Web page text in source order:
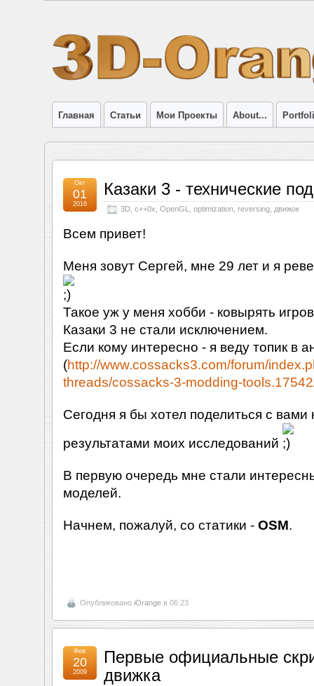
Главная Статьи Мои Проекты About...
Казаки 3 - технические
3D, c++0x OpenGL optimization, reversing, движок
Окт
01
2016
Всем привет!
Меня зовут Сергей, мне 29 лет и я
Такое уж у меня хобби - ковырять
Казаки 3 не стали исключением.
Если кому интересно - я веду топик в
(http://www.cossacks3.com/forum/
threads/cossacks-3-modding-
Сегодня я бы хотел поделиться с
результатами моих исследований
В первую очередь мне стали
моделей.
Начнем, пожалуй, со статики - OSM.
Опубликовано iOrangeв 06:23
Первые официальные
движка
Фев
20
2009